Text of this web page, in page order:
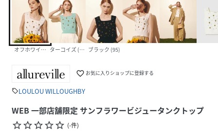
オフホワイト (02)ターコイズ (64) ブラック (95)
favorite_border お気に入りショップに登録する
sellLOULOU WILLOUGHBY
WEB 一部店舗限定 サンフラワービジュータンクトップ
star_borderstar_borderstar_borderstar_borderstar_border (-件)